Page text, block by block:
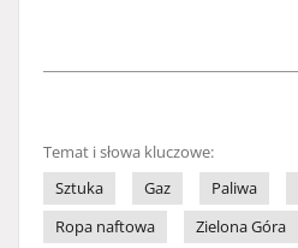
Temat i słowa kluczowe:
Sztuka
Gaz Paliwa
Ropa naftowa
Zielona Góra